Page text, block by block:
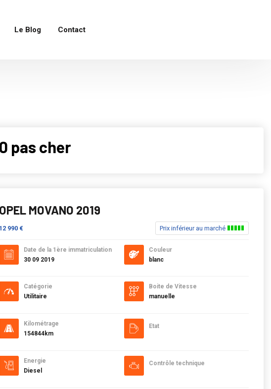
Le Blog Contact
pas cher
OPEL MOVANO 2019
12 990 € Prix inférieur au marché
Date de la 1ère immatriculation
30 09 2019
Catégorie
Utilitaire
Kilométrage
154844km
Energie
Diesel
Couleur
blanc
Boite de Vitesse
manuelle
Etat
Contrôle technique